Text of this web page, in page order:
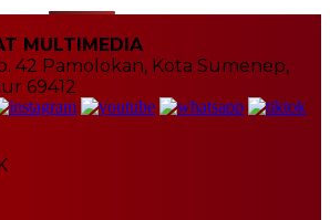
MULTIMEDIA
42 Pamolokan, Kota Sumenep,
69412